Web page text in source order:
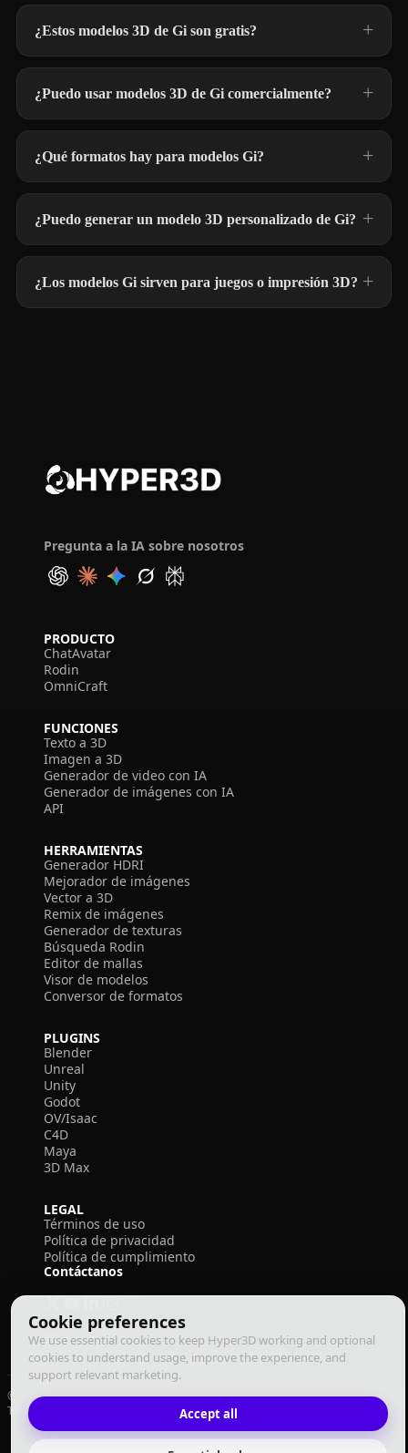
Cookie preferences
We use essential cookies to keep Hyper3D working and optional
cookies to understand usage, improve the experience, and
support relevant marketing.
Accept all
¿Estos modelos 3D de Gi son gratis?
¿Puedo usar modelos 3D de Gi comercialmente?
¿Qué formatos hay para modelos Gi?
¿Puedo generar un modelo 3D personalizado de Gi?
¿Los modelos Gi sirven para juegos o impresión 3D?
Pregunta a la IA sobre nosotros
PRODUCTO
ChatAvatar
Rodin
OmniCraft
FUNCIONES
Texto a 3D
Imagen a 3D
Generador de video con IA
Generador de imágenes con IA
API
HERRAMIENTAS
Generador HDRI
Mejorador de imágenes
Vector a 3D
Remix de imágenes
Generador de texturas
Búsqueda Rodin
Editor de mallas
Visor de modelos
Conversor de formatos
PLUGINS
Blender
Unreal
Unity
Godot
OV/Isaac
C4D
Maya
3D Max
LEGAL
Términos de uso
Política de privacidad
Política de cumplimiento
Contáctanos
© 2026 Deemos Corporation. Todos los derechos reservados
Términos de Uso
Política de PrivacidadPolítica de Cumplimiento Español